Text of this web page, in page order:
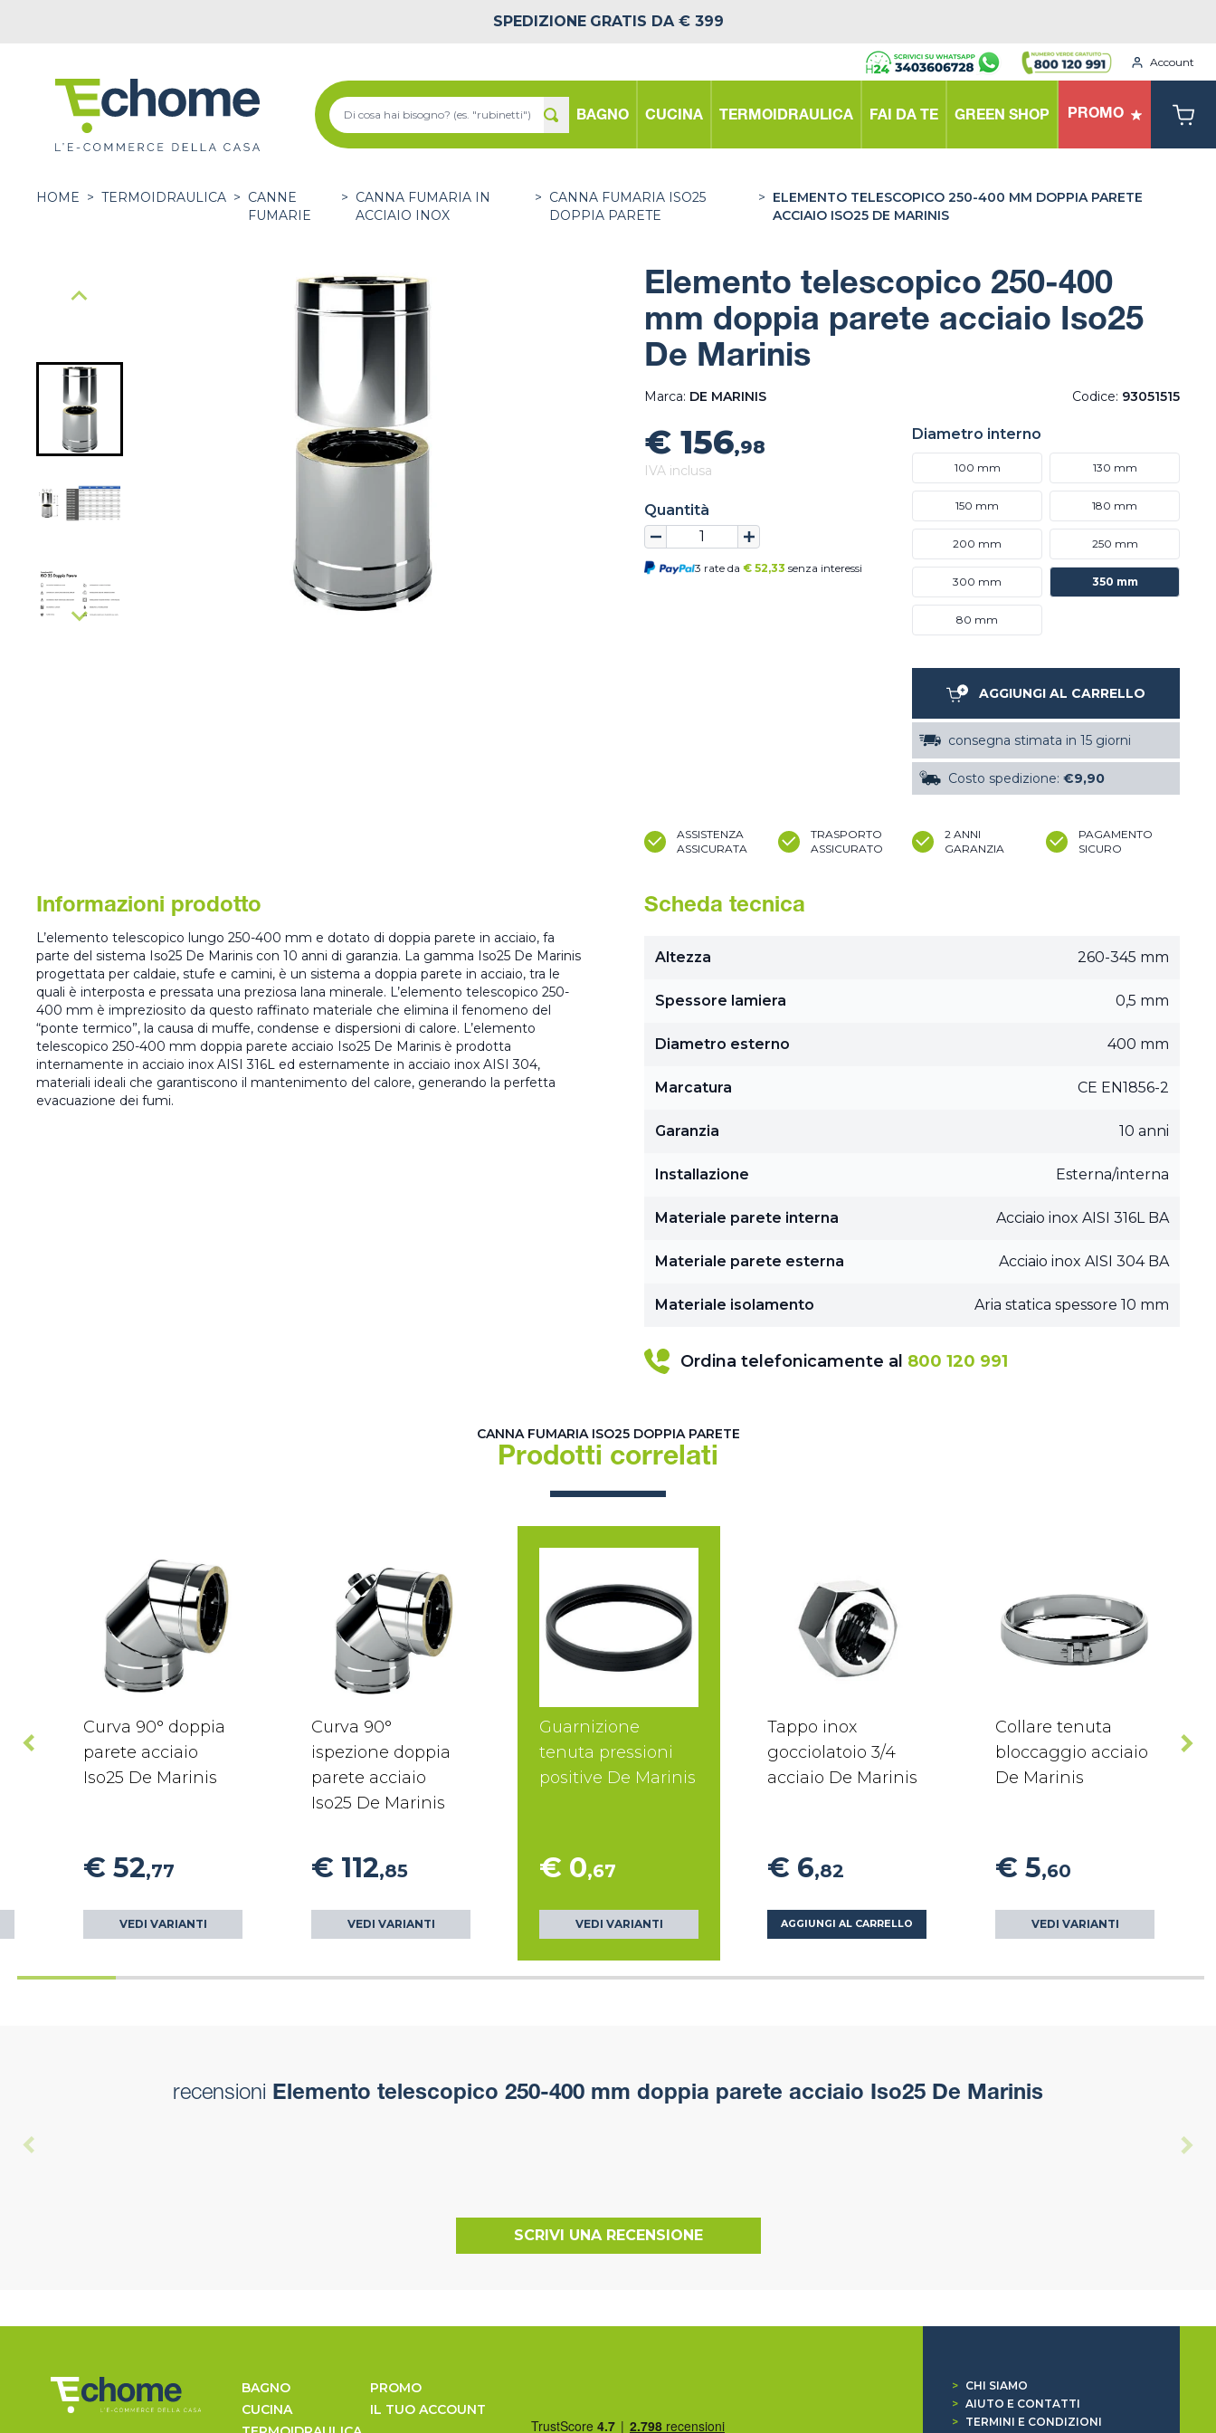
SPEDIZIONE GRATIS DA € 399
Account
BAGNO CUCINA TERMOIDRAULICA FAI DA TE GREEN SHOP PROMO
HOME > TERMOIDRAULICA > CANNE
FUMARIE
> CANNA FUMARIA IN
ACCIAIO INOX
> CANNA FUMARIA ISO25
DOPPIA PARETE
> ELEMENTO TELESCOPICO 250-400 MM DOPPIA PARETE
ACCIAIO ISO25 DE MARINIS
Elemento telescopico 250-400
mm doppia parete acciaio Iso25
De Marinis
Marca: DE MARINIS Codice: 93051515
€ 156,98
IVA inclusa
Quantità
3 rate da € 52,33 senza interessi
Diametro interno
100 mm 130 mm
150 mm 180 mm
200 mm 250 mm
300 mm 350 mm
80 mm
AGGIUNGI AL CARRELLO
consegna stimata in 15 giorni
Costo spedizione: €9,90
ASSISTENZA
ASSICURATA
TRASPORTO
ASSICURATO
2 ANNI
GARANZIA
PAGAMENTO
SICURO
Informazioni prodotto
L’elemento telescopico lungo 250-400 mm e dotato di doppia parete in acciaio, fa
parte del sistema Iso25 De Marinis con 10 anni di garanzia. La gamma Iso25 De Marinis
progettata per caldaie, stufe e camini, è un sistema a doppia parete in acciaio, tra le
quali è interposta e pressata una preziosa lana minerale. L’elemento telescopico 250-
400 mm è impreziosito da questo raffinato materiale che elimina il fenomeno del
“ponte termico”, la causa di muffe, condense e dispersioni di calore. L’elemento
telescopico 250-400 mm doppia parete acciaio Iso25 De Marinis è prodotta
internamente in acciaio inox AISI 316L ed esternamente in acciaio inox AISI 304,
materiali ideali che garantiscono il mantenimento del calore, generando la perfetta
evacuazione dei fumi.
Scheda tecnica
Altezza 260-345 mm
Spessore lamiera 0,5 mm
Diametro esterno 400 mm
Marcatura CE EN1856-2
Garanzia 10 anni
Installazione Esterna/interna
Materiale parete interna Acciaio inox AISI 316L BA
Materiale parete esterna Acciaio inox AISI 304 BA
Materiale isolamento Aria statica spessore 10 mm
Ordina telefonicamente al 800 120 991
CANNA FUMARIA ISO25 DOPPIA PARETE
Prodotti correlati
Curva 90° doppia
parete acciaio
Iso25 De Marinis
€ 52,77
VEDI VARIANTI
Curva 90°
ispezione doppia
parete acciaio
Iso25 De Marinis
€ 112,85
VEDI VARIANTI
Guarnizione
tenuta pressioni
positive De Marinis
€ 0,67
VEDI VARIANTI
Tappo inox
gocciolatoio 3/4
acciaio De Marinis
€ 6,82
AGGIUNGI AL CARRELLO
Collare tenuta
bloccaggio acciaio
De Marinis
€ 5,60
VEDI VARIANTI
recensioni Elemento telescopico 250-400 mm doppia parete acciaio Iso25 De Marinis
SCRIVI UNA RECENSIONE
BAGNO
CUCINA
PROMO
IL TUO ACCOUNT
>
CHI SIAMO
> AIUTO E CONTATTI
>
TERMINI E CONDIZIONI